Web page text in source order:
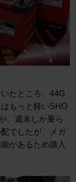
たところ、44G
もっと軽いSHO
、週末しか乗ら
でしたが、メガ
があるため購入